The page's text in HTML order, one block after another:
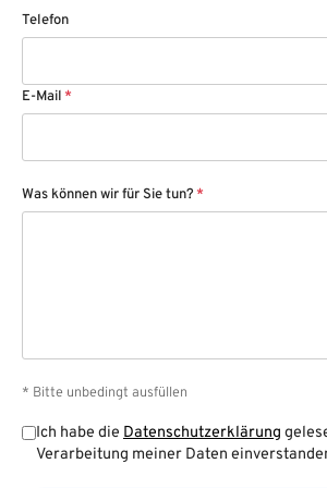
Telefon
E-Mail *
Was können wir für Sie tun? *
* Bitte unbedingt ausfüllen
Ich habe die Datenschutzerklärung
Verarbeitung meiner Daten